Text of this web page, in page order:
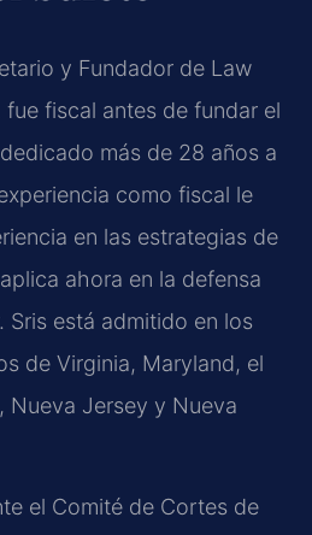
y Fundador de Law
fue fiscal antes de fundar el
más de 28 años a
como fiscal le
en las estrategias de
ahora en la defensa
Sris está admitido en los
de Virginia, Maryland, el
Nueva Jersey y Nueva
el Comité de Cortes de